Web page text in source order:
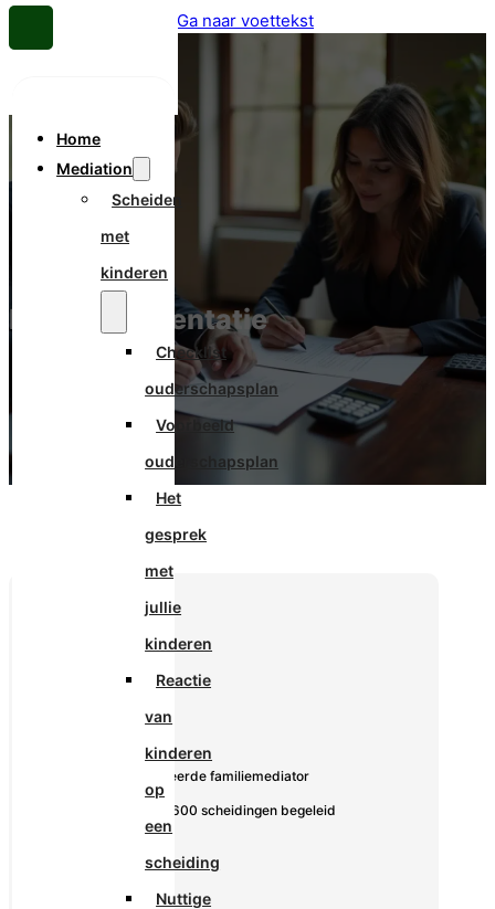
Ga naar voettekst
Home
Mediation
Scheiden
met
kinderen
Checklist
ouderschapsplan
Voorbeeld
ouderschapsplan
Het
gesprek
met
jullie
kinderen
Reactie
van
kinderen
op
een
scheiding
Nuttige
Partneralimentatie
✓ Gecertificeerde familiemediator
✓ Meer dan 600 scheidingen begeleid